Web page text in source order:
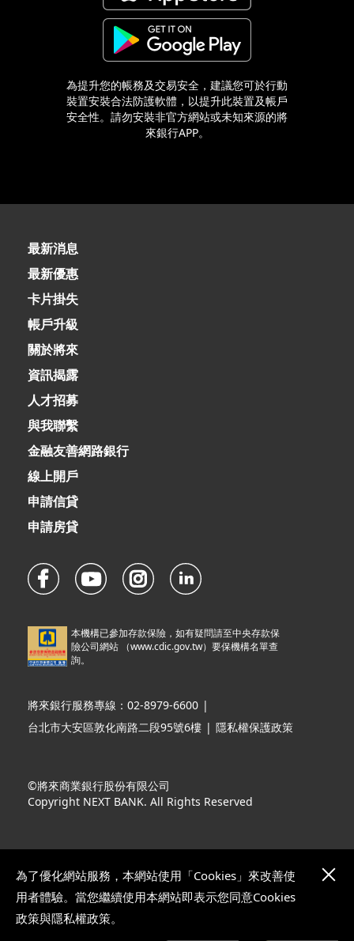
為了優化網站服務，本網站使用「Cookies」來改善使
用者體驗。當您繼續使用本網站即表示您同意Cookies
政策與隱私權政策。
為提升您的帳務及交易安全，建議您可於行動
裝置安裝合法防護軟體，以提升此裝置及帳戶
安全性。請勿安裝非官方網站或未知來源的將
來銀行APP。
最新消息
最新優惠
卡片掛失
帳戶升級
關於將來
資訊揭露
人才招募
與我聯繫
金融友善網路銀行
線上開戶
申請信貸
申請房貸
本機構已參加存款保險，如有疑問請至中央存款保
險公司網站 （www.cdic.gov.tw）要保機構名單查
詢。
將來銀行服務專線：02-8979-6600 |
台北市大安區敦化南路二段95號6樓 | 隱私權保護政策
©將來商業銀行股份有限公司
Copyright NEXT BANK. All Rights Reserved